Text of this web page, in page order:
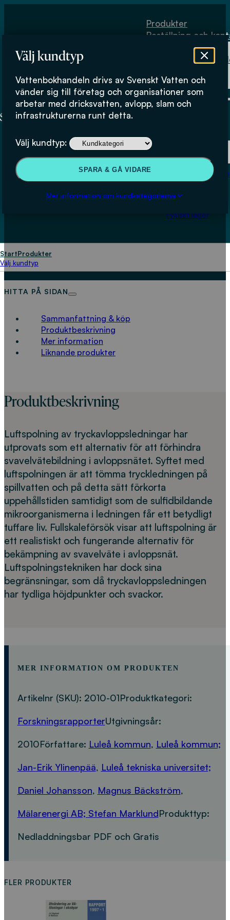
Välj kundtyp
Vattenbokhandeln drivs av Svenskt Vatten och
vänder sig till företag och organisationer som
arbetar med dricksvatten, avlopp, slam och
infrastrukturerna runt detta.
Välj kundtyp:
SPARA & GÅ VIDARE
Mer information om kundkategorierna
Produkter
Beställning och
Fysiskt lager
Beställning och kontakt
Om
Köpvillkor
Fysiskt lager
StartProdukter
Välj kundtyp
Luftspolning av
tryckavloppsledningar för
LADDA NED
HITTA PÅ SIDAN
Sammanfattning & köp
Produktbeskrivning
Mer information
Liknande produkter
Produktbeskrivning
Luftspolning av tryckavloppsledningar har
utprovats som ett alternativ för att förhindra
svavelvätebildning i avloppsnätet. Syftet med
luftspolningen är att tömma tryckledningen på
spillvatten och på detta sätt förkorta
uppehållstiden samtidigt som de sulfidbildande
mikroorganismerna i ledningen får ett betydligt
tuffare liv. Fullskaleförsök visar att luftspolning är
ett realistiskt och fungerande alternativ för
bekämpning av svavelväte i avloppsnät.
Luftspolningstekniken har dock sina
begränsningar, som då tryckavloppsledningen
har tydliga höjdpunkter och svackor.
MER INFORMATION OM PRODUKTEN
Artikelnr (SKU): 2010-01Produktkategori:
ForskningsrapporterUtgivningsår:
2010Författare: Luleå kommun, Luleå kommun;
Jan-Erik Ylinenpää, Luleå tekniska universitet;
Daniel Johansson, Magnus Bäckström,
Mälarenergi AB; Stefan MarklundProdukttyp:
Nedladdningsbar PDF och Gratis
FLER PRODUKTER